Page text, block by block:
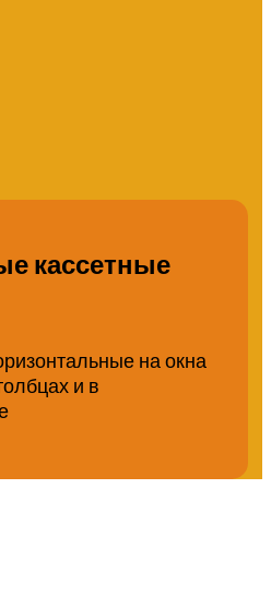
кассетные
на окна
и в